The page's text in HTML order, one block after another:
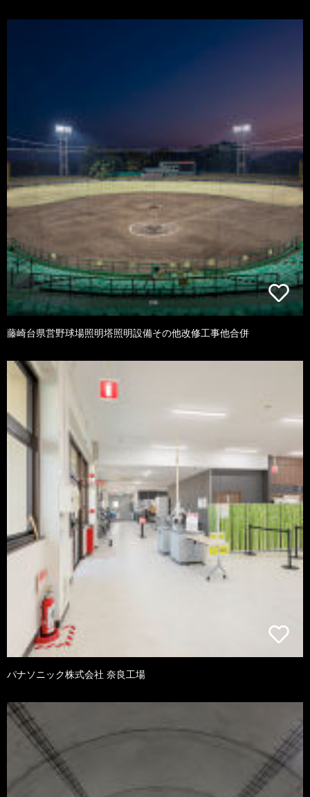
藤崎台県営野球場照明塔照明設備その他改修工事他合併
パナソニック株式会社 奈良工場